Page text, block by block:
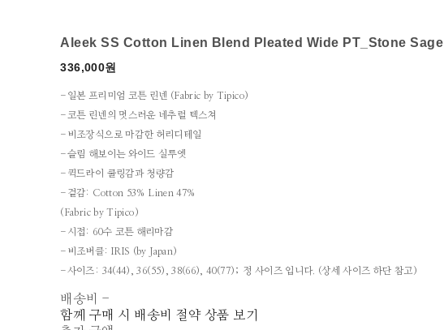
Aleek SS Cotton Linen Blend Pleated Wide PT_Stone Sage
336,000원
-일본 프리미엄 코튼 린넨 (Fabric by Tipico)
-코튼 린넨의 멋스러운 네추럴 텍스쳐
-비조장식으로 마감한 허리디테일
-슬림 해보이는 와이드 실루엣
-퀵드라이 쿨링감과 청량감
-겉감: Cotton 53% Linen 47%
(Fabric by Tipico)
-시접: 60수 코튼 해리마감
-비조버클: IRIS (by Japan)
-사이즈: 34(44), 36(55), 38(66), 40(77); 정 사이즈 입니다. (상세 사이즈 하단 참고)
배송비 -
함께 구매 시 배송비 절약 상품 보기